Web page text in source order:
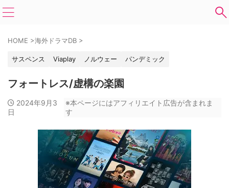
HOME >海外ドラマDB >
サスペンス Viaplay ノルウェー パンデミック
フォートレス/虚構の楽園
2024年9月3
日
※本ページにはアフィリエイト広告が含まれま
す